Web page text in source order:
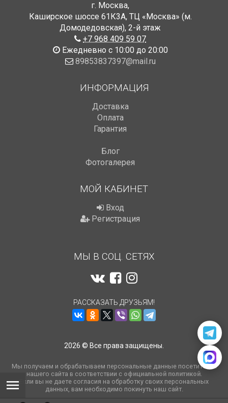
г. Москва,
Каширское шоссе 61К3А, ТЦ «Москва» (м.
Домодедовская), 2-й этаж
+7 968 409 59 07
Ежедневно с 10:00 до 20:00
89853837397@mail.ru
ИНФОРМАЦИЯ
Доставка
Оплата
Гарантия
Блог
Фотогалерея
МОЙ КАБИНЕТ
Вход
Регистрация
МЫ В СОЦ. СЕТЯХ
РАССКАЗАТЬ ДРУЗЬЯМ!
2026 © Все права защищены.
Мы получаем и обрабатываем персональные данные посетителей
нашего сайта в соответствии с официальной политикой.
Если вы не даете согласия на обработку своих персональных
данных, вам необходимо покинуть наш сайт.